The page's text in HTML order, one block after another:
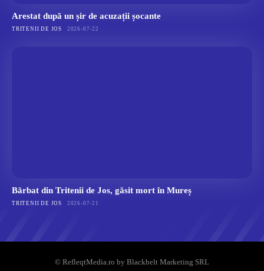
Arestat după un șir de acuzații șocante
TRITENII DE JOS 2026-07-22
Bărbat din Tritenii de Jos, găsit mort în Mureș
TRITENII DE JOS 2026-07-21
© RefleqtMedia.ro by Blackbelt Marketing SRL